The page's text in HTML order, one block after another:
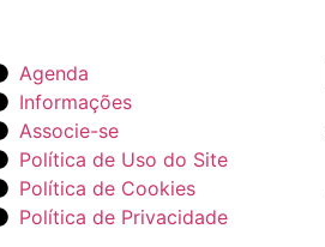
Agenda
Informações
Associe-se
Política de Uso do Site
Política de Cookies
Política de Privacidade